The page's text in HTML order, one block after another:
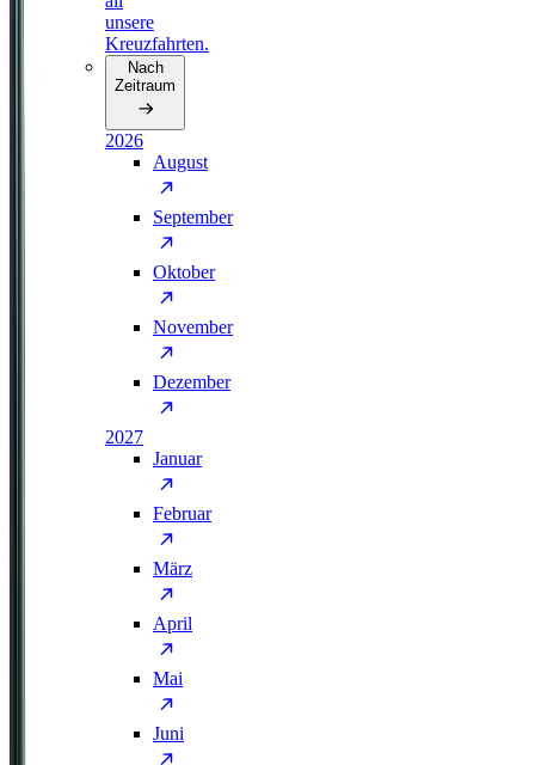
unsere
Kreuzfahrten.
Nach
Zeitraum
2026
August
September
Oktober
November
Dezember
2027
Januar
Februar
März
April
Mai
Juni